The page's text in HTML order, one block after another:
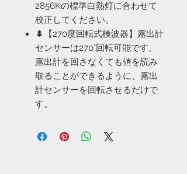
2856Kの標準白熱灯に合わせて
校正してください。
🌲【270度回転式検波器】露出計
センサーは270°回転可能です。
露出計を回さなくても値を読み
取ることができるように、露出
計センサーを回転させるだけで
す。